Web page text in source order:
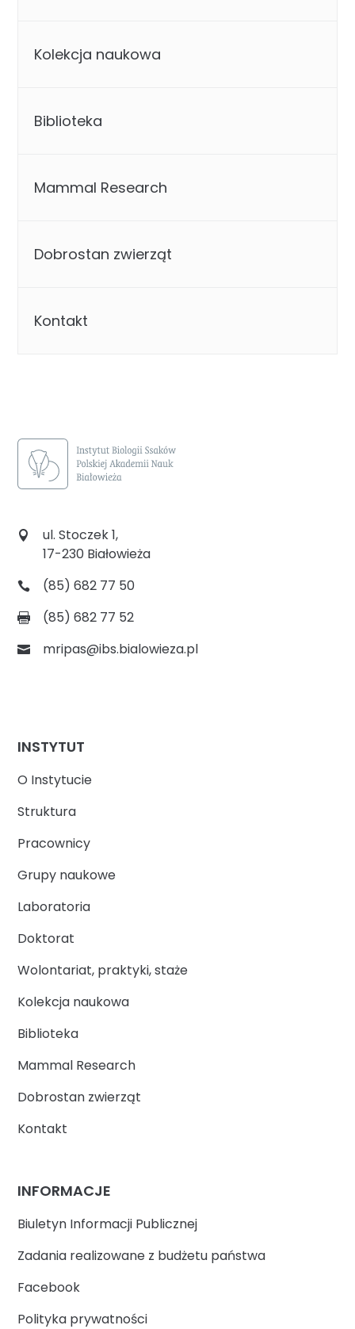
Kolekcja naukowa
Biblioteka
Mammal Research
Dobrostan zwierząt
Kontakt
ul. Stoczek 1,
17-230 Białowieża
(85) 682 77 50
(85) 682 77 52
mripas@ibs.bialowieza.pl
INSTYTUT
O Instytucie
Struktura
Pracownicy
Grupy naukowe
Laboratoria
Doktorat
Wolontariat, praktyki, staże
Kolekcja naukowa
Biblioteka
Mammal Research
Dobrostan zwierząt
Kontakt
INFORMACJE
Biuletyn Informacji Publicznej
Zadania realizowane z budżetu państwa
Facebook
Polityka prywatności